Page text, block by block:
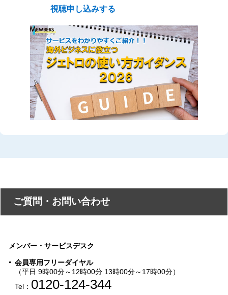
視聴申し込みする
ご質問・お問い合わせ
メンバー・サービスデスク
会員専用フリーダイヤル
（平日 9時00分～12時00分 13時00分～17時00分）
Tel： 0120-124-344